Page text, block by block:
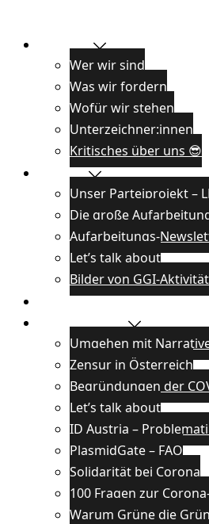
Über uns
Wer wir sind
Was wir fordern
Wofür wir stehen
Unterzeichner:innen
Kritisches über uns 😎
Projekte
Unser Parteiprojekt –
Die große
Aufarbeitungs-
Let’s talk about
Bilder von GGI-
Wissenswertes
Umgehen mit
Zensur in Österreich
Begründungen der
Let’s talk about
ID Austria –
PlasmidGate – FAQ
Solidarität bei Corona
100 Fragen zur
Warum Grüne die